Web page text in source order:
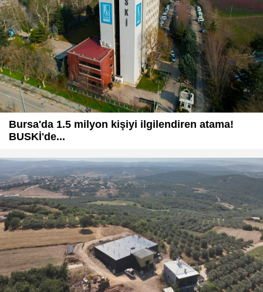
Bursa'da 1.5 milyon kişiyi ilgilendiren atama!
BUSKİ'de...